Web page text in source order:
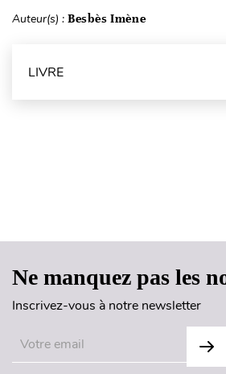
Auteur(s) : Besbès Imène
LIVRE
Ne manquez pas les
Inscrivez-vous à notre newsletter